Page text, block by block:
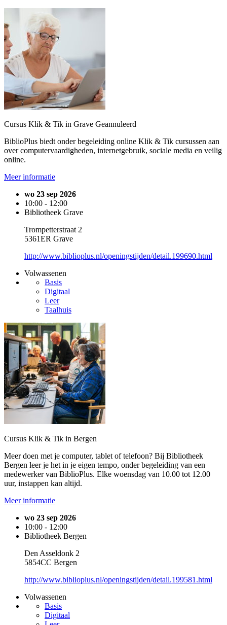
Cursus Klik & Tik in Grave Geannuleerd
BiblioPlus biedt onder begeleiding online Klik & Tik cursussen aan
over computervaardigheden, internetgebruik, sociale media en veilig
online.
Meer informatie
wo 23 sep 2026
10:00 - 12:00
Bibliotheek Grave
Trompetterstraat 2
5361ER Grave
http://www.biblioplus.nl/openingstijden/detail.199690.html
Volwassenen
Basis
Digitaal
Leer
Taalhuis
Cursus Klik & Tik in Bergen
Meer doen met je computer, tablet of telefoon? Bij Bibliotheek
Bergen leer je het in je eigen tempo, onder begeleiding van een
medewerker van BiblioPlus. Elke woensdag van 10.00 tot 12.00
uur, instappen kan altijd.
Meer informatie
wo 23 sep 2026
10:00 - 12:00
Bibliotheek Bergen
Den Asseldonk 2
5854CC Bergen
http://www.biblioplus.nl/openingstijden/detail.199581.html
Volwassenen
Basis
Digitaal